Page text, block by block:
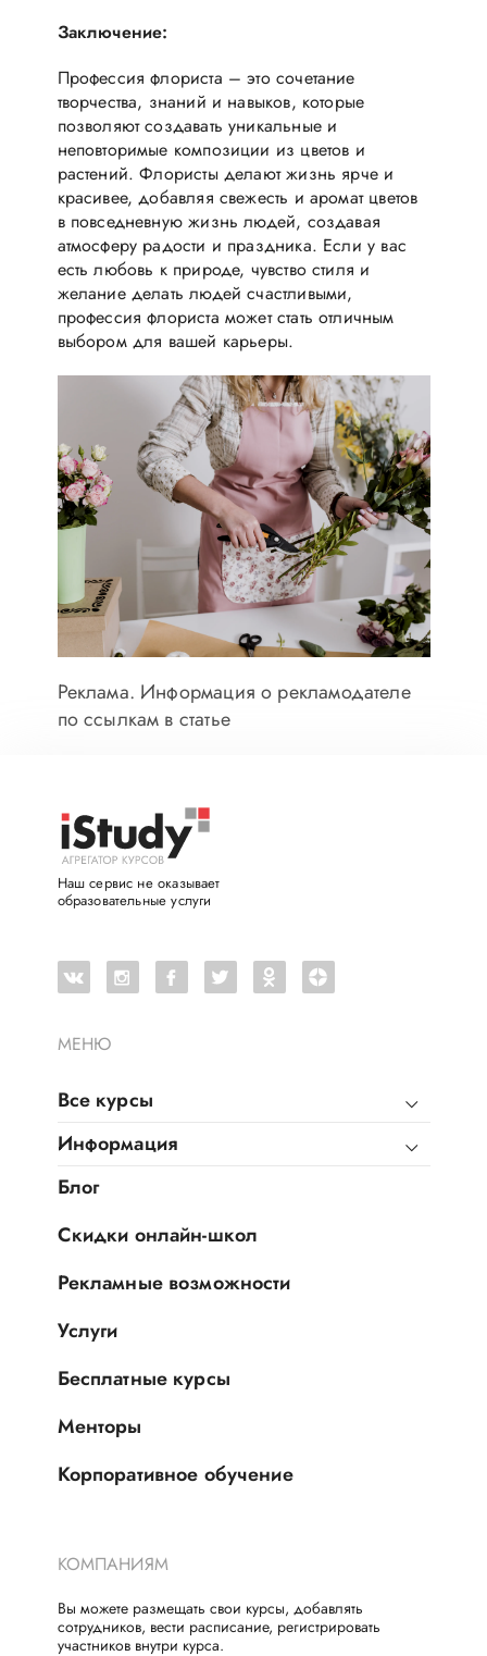
Заключение:
Профессия флориста – это сочетание
творчества, знаний и навыков, которые
позволяют создавать уникальные и
неповторимые композиции из цветов и
растений. Флористы делают жизнь ярче и
красивее, добавляя свежесть и аромат цветов
в повседневную жизнь людей, создавая
атмосферу радости и праздника. Если у вас
есть любовь к природе, чувство стиля и
желание делать людей счастливыми,
профессия флориста может стать отличным
выбором для вашей карьеры.
Реклама. Информация о рекламодателе
по ссылкам в статье
МЕНЮ
Все курсы
Информация
Блог
Скидки онлайн-школ
Рекламные возможности
Услуги
Бесплатные курсы
Менторы
Корпоративное обучение
Наш сервис не оказывает
образовательные услуги
КОМПАНИЯМ
Вы можете размещать свои курсы, добавлять
сотрудников, вести расписание, регистрировать
участников внутри курса.